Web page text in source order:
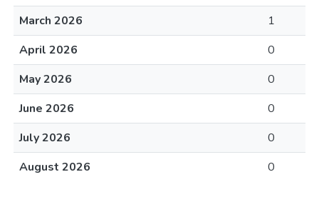
March 2026
1
April 2026
0
May 2026
0
June 2026
0
July 2026
0
August 2026
0